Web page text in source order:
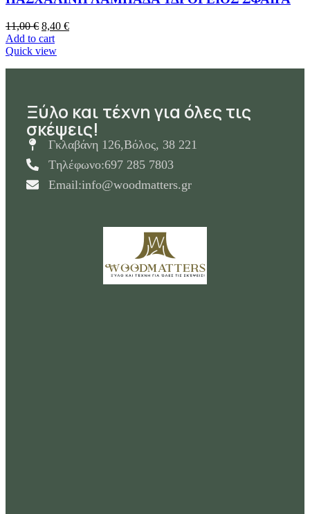
11,00€ 8,40 €
Add to cart
Quick view
Ξύλο και τέχνη για όλες τις
σκέψεις!
Γκλαβάνη 126,Βόλος, 38 221
Tηλέφωνο:697 285 7803
Email:info@woodmatters.gr